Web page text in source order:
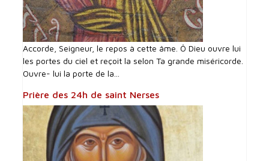
Accorde, Seigneur, le repos à cette âme. Ô Dieu ouvre lui
les portes du ciel et reçoit la selon Ta grande miséricorde.
Ouvre- lui la porte de la...
Prière des 24h de saint Nerses